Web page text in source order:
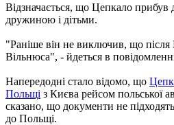
Відзначається, що Цепкало
дружиною і дітьми.
"Раніше він не виключив, що
Вільнюса", - йдеться в
Напередодні стало відомо, що
Польщі з Києва рейсом польської
сказано, що документи не
до Польщі.